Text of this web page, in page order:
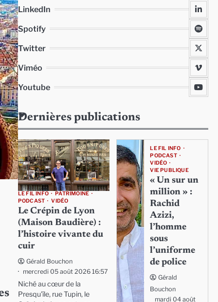
LinkedIn
Spotify
Twitter
Viméo
Youtube
Dernières publications
LE FIL INFO
PATRIMOINE
PODCAST
VIDÉO
Le Crépin de Lyon
(Maison Baudière) :
l’histoire vivante du
cuir
Gérald Bouchon
mercredi 05 août 2026 16:57
Niché au cœur de la
Presqu'île, rue Tupin, le
LE FIL INFO
PODCAST
VIDÉO
VIE PUBLIQUE
« Un sur un
million » :
Rachid
Azizi,
l’homme
sous
l’uniforme
de police
Gérald
Bouchon
mardi 04 août